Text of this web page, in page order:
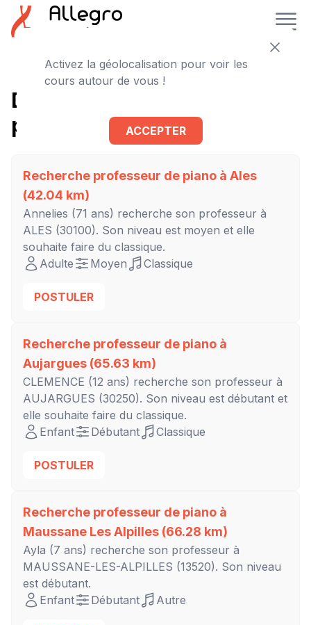
Activez la géolocalisation pour voir les
cours autour de vous !
ACCEPTER
D'autres cours de piano à
proximité
Recherche professeur de piano à Ales
(42.04 km)
Annelies (71 ans) recherche son professeur à
ALES (30100). Son niveau est moyen et elle
souhaite faire du classique.
Adulte
Moyen Classique
POSTULER
Recherche professeur de piano à
Aujargues (65.63 km)
CLEMENCE (12 ans) recherche son professeur à
AUJARGUES (30250). Son niveau est débutant et
elle souhaite faire du classique.
Enfant
Débutant Classique
POSTULER
Recherche professeur de piano à
Maussane Les Alpilles (66.28 km)
Ayla (7 ans) recherche son professeur à
MAUSSANE-LES-ALPILLES (13520). Son niveau
est débutant.
Enfant
Débutant Autre